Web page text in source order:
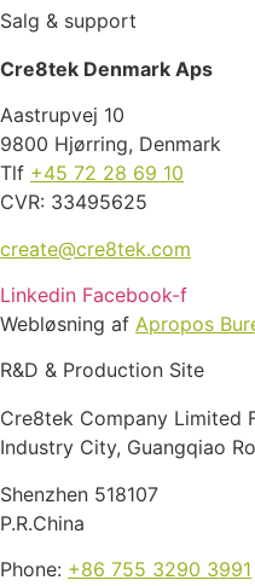
Salg & support
Cre8tek Denmark Aps
Aastrupvej 10
9800 Hjørring, Denmark
Tlf +45 72 28 69 10
CVR: 33495625
create@cre8tek.com
Linkedin Facebook-f
Webløsning af Apropos
R&D & Production Site
Cre8tek Company Limited
Industry City, Guangqiao
Shenzhen 518107
P.R.China
Phone: +86 755 3290 3991